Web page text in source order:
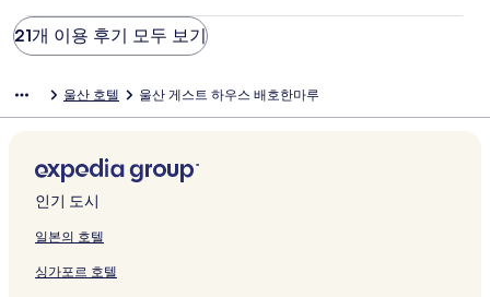
21개 이용 후기 모두 보기
울산 호텔 울산 게스트 하우스 배호한마루
인기 도시
일본의 호텔
싱가포르 호텔